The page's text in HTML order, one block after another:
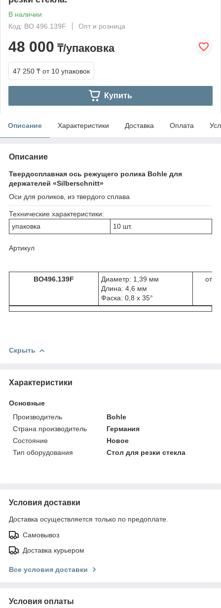
В наличии
Код: BO 496.139F
Опт и розница
48 000 ₸/упаковка
47 250 ₸ от 10 упаковок
Купить
Описание Характеристики Доставка Оплата
Описание
Твердосплавная ось режущего ролика Bohle для
держателей «Silberschnitt»
Оси для роликов, из твердого сплава
Технические характеристики:
упаковка
10 шт.
Артикул
BO496.139F
Диаметр: 1,39 мм
Длина: 4,6 мм
Фаска: 0,8 х 35°
от
Скрыть
Характеристики
Основные
Производитель
Bohle
Страна производитель
Германия
Состояние
Новое
Тип оборудования
Стол для резки стекла
Условия доставки
Доставка осуществляется только по предоплате.
Самовывоз
Доставка курьером
Все условия доставки
Условия оплаты